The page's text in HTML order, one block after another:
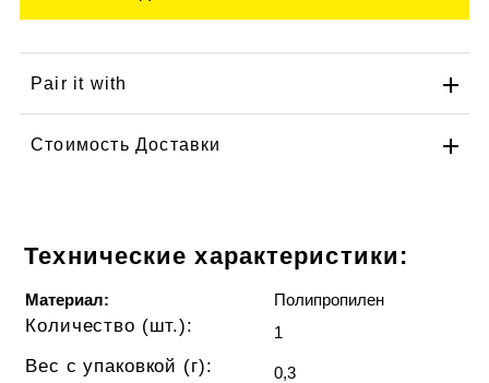
Pair it with
Стоимость Доставки
Технические характеристики:
Материал: Полипропилен
Количество (шт.): 1
Вес с упаковкой (г): 0,3